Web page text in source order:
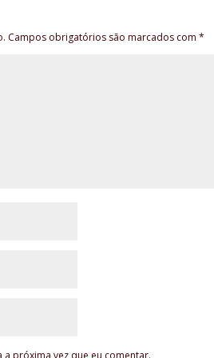
Campos obrigatórios são marcados com*